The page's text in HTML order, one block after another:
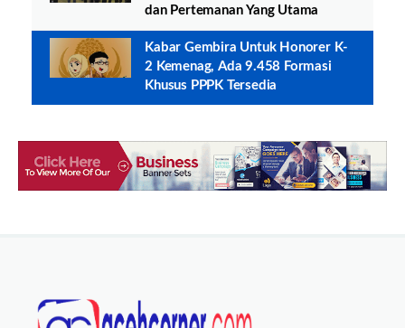
dan Pertemanan Yang Utama
Kabar Gembira Untuk Honorer K-
2 Kemenag, Ada 9.458 Formasi
Khusus PPPK Tersedia